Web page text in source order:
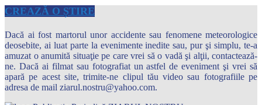
CREAZĂ O ȘTIRE
Dacă ai fost martorul unor accidente sau fenomene meteorologice
deosebite, ai luat parte la evenimente inedite sau, pur şi simplu, te-a
amuzat o anumită situaţie pe care vrei să o vadă şi alţii, contactează-
ne. Dacă ai filmat sau fotografiat un astfel de eveniment şi vrei să
apară pe acest site, trimite-ne clipul tău video sau fotografiile pe
adresa de mail ziarul.nostru@yahoo.com.